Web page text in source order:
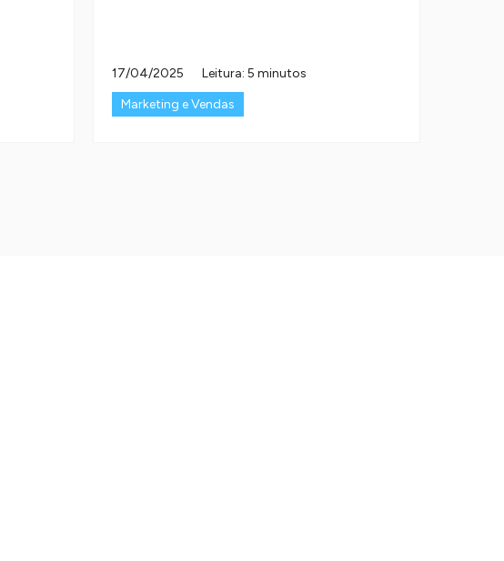
17/04/2025
Leitura: 5 minutos
Marketing e Vendas